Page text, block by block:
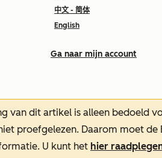
中文 - 简体
English
Ga naar mijn account
van dit artikel is alleen bedoeld
proefgelezen. Daarom moet
U kunt het hier